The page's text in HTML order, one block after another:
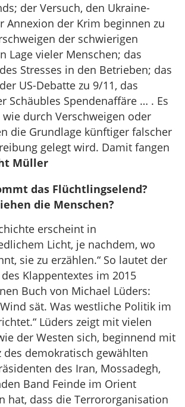
der Versuch, den Ukraine-
Annexion der Krim beginnen zu
der schwierigen
Lage vieler Menschen; das
Stresses in den Betrieben; das
US-Debatte zu 9/11, das
Schäubles Spendenaffäre … . Es
durch Verschweigen oder
die Grundlage künftiger falscher
gelegt wird. Damit fangen
Müller
das Flüchtlingselend?
die Menschen?
erscheint in
Licht, je nachdem, wo
sie zu erzählen.“ So lautet der
des Klappentextes im 2015
Buch von Michael Lüders:
sät. Was westliche Politik im
Lüders zeigt mit vielen
der Westen sich, beginnend mit
des demokratisch gewählten
des Iran, Mossadegh,
Band Feinde im Orient
hat, dass die Terrororganisation